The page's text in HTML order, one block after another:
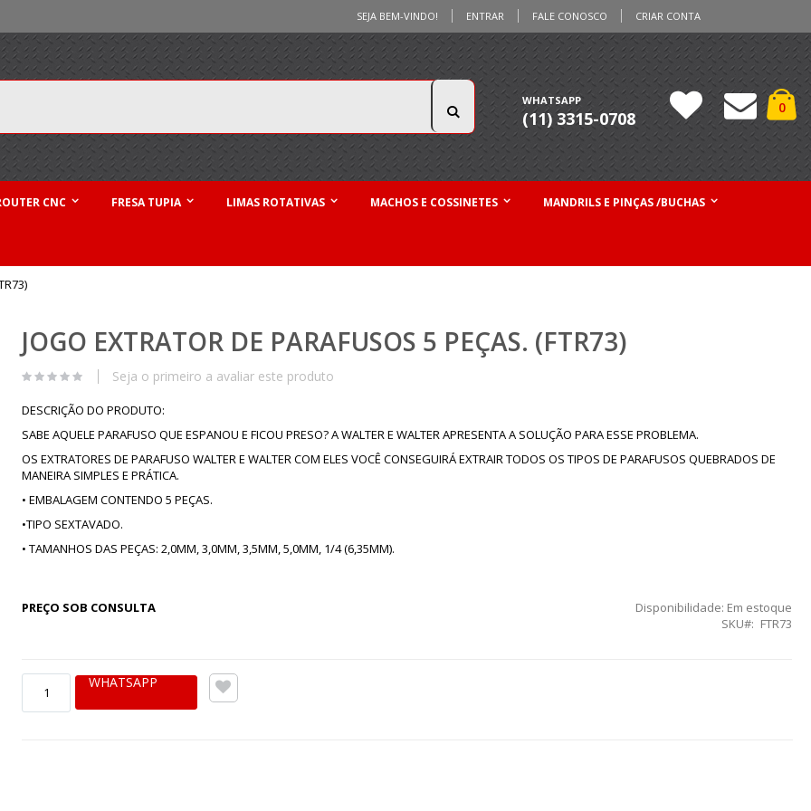
SEJA BEM-VINDO! ENTRAR FALE CONOSCO CRIAR CONTA
0
Pesquisa
WHATSAPP
(11) 3315-0708
CNC FRESA TUPIA LIMAS ROTATIVAS MACHOS E COSSINETES MANDRILS E PINÇAS /BUCHAS
JOGO EXTRATOR DE PARAFUSOS 5 PEÇAS. (FTR73) 2
JOGO EXTRATOR DE PARAFUSOS 5 PEÇAS. (FTR73)
Seja o primeiro a avaliar este produto
DESCRIÇÃO DO PRODUTO:
SABE AQUELE PARAFUSO QUE ESPANOU E FICOU PRESO? A WALTER E WALTER APRESENTA A SOLUÇÃO PARA ESSE PROBLEMA.
OS EXTRATORES DE PARAFUSO WALTER E WALTER COM ELES VOCÊ CONSEGUIRÁ EXTRAIR TODOS OS TIPOS DE PARAFUSOS QUEBRADOS DE
MANEIRA SIMPLES E PRÁTICA.
• EMBALAGEM CONTENDO 5 PEÇAS.
•TIPO SEXTAVADO.
• TAMANHOS DAS PEÇAS: 2,0MM, 3,0MM, 3,5MM, 5,0MM, 1/4 (6,35MM).
PREÇO SOB CONSULTA Disponibilidade: Em estoque
SKU
FTR73
WHATSAPP